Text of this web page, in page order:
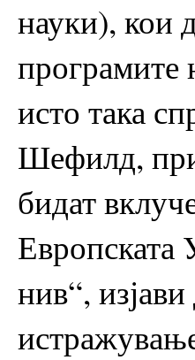
науки), кои
програмите
исто така
Шефилд,
бидат
Европската
нив“,